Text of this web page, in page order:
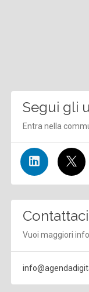
Segui gli
Entra nella
Contattaci
Vuoi maggiori